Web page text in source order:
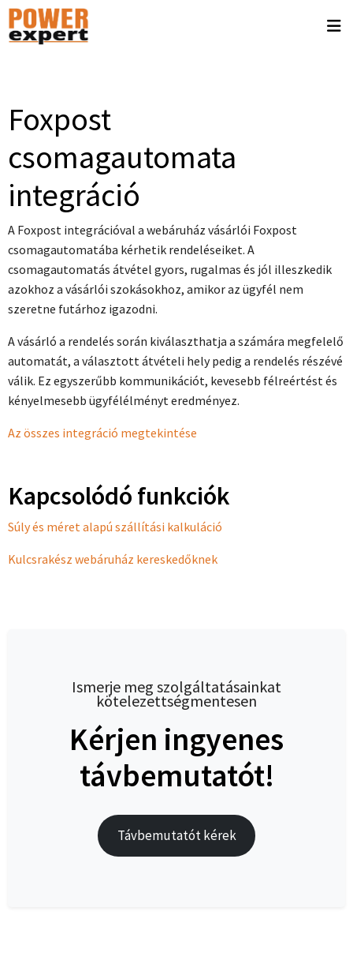
Foxpost
csomagautomata
integráció
A Foxpost integrációval a webáruház vásárlói Foxpost
csomagautomatába kérhetik rendeléseiket. A
csomagautomatás átvétel gyors, rugalmas és jól illeszkedik
azokhoz a vásárlói szokásokhoz, amikor az ügyfél nem
szeretne futárhoz igazodni.
A vásárló a rendelés során kiválaszthatja a számára megfelelő
automatát, a választott átvételi hely pedig a rendelés részévé
válik. Ez egyszerűbb kommunikációt, kevesebb félreértést és
kényelmesebb ügyfélélményt eredményez.
Az összes integráció megtekintése
Kapcsolódó funkciók
Súly és méret alapú szállítási kalkuláció
Kulcsrakész webáruház kereskedőknek
Ismerje meg szolgáltatásainkat
kötelezettségmentesen
Kérjen ingyenes
távbemutatót!
Távbemutatót kérek